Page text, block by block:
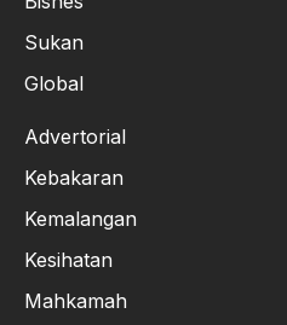
Sukan
Global
Advertorial
Kebakaran
Kemalangan
Kesihatan
Mahkamah